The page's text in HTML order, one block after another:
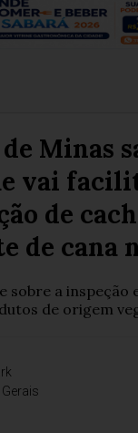
Minas
vai
de
de cana
sobre a inspeção
de origem